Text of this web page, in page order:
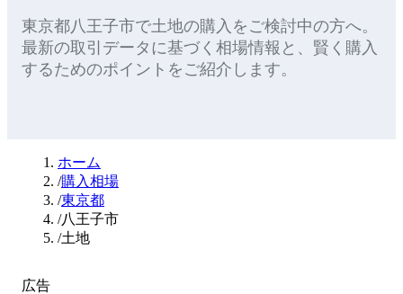
東京都八王子市で土地の購入 をご検討中の方へ。
最新の取引データに基づく相場情報と、 賢く購入
するためのポイント をご紹介します。
ホーム
/購入相場
/東京都
/八王子市
/土地
広告